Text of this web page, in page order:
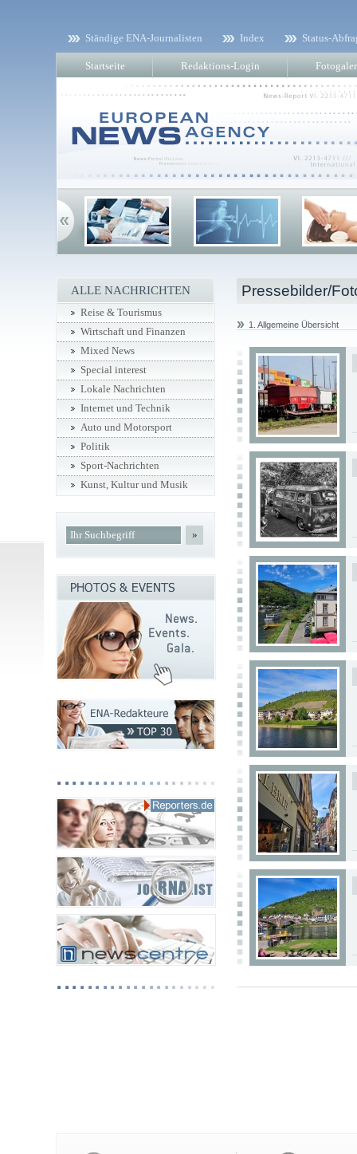
Ständige ENA-Journalisten Index Status-
Startseite Redaktions-Login
Pressebilder/
1. Allgemeine Übersicht
ALLE NACHRICHTEN
Reise & Tourismus
Wirtschaft und Finanzen
Mixed News
Special interest
Lokale Nachrichten
Internet und Technik
Auto und Motorsport
Politik
Sport-Nachrichten
Kunst, Kultur und Musik
»